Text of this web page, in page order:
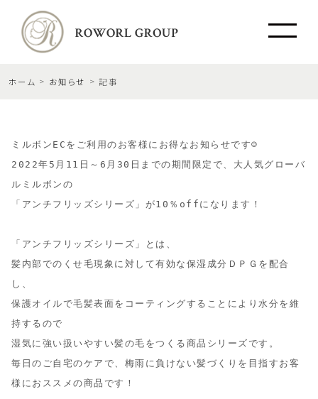
ホーム お知らせ 記事
ミルボンECをご利用のお客様にお得なお知らせです☺
2022年5月11日～6月30日までの期間限定で、大人気グローバ
ルミルボンの
「アンチフリッズシリーズ」が10％offになります！
「アンチフリッズシリーズ」とは、
髪内部でのくせ毛現象に対して有効な保湿成分ＤＰＧを配合
し、
保護オイルで毛髪表面をコーティングすることにより水分を維
持するので
湿気に強い扱いやすい髪の毛をつくる商品シリーズです。
毎日のご自宅のケアで、梅雨に負けない髪づくりを目指すお客
様におススメの商品です！